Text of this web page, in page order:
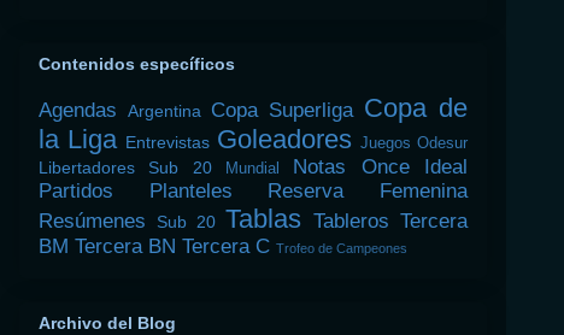
Contenidos específicos
Agendas Argentina Copa Superliga Copa de
la Liga Entrevistas Goleadores Juegos Odesur
Libertadores Sub 20 Mundial Notas
Once Ideal
Partidos
Planteles
Reserva Femenina
Resúmenes
Sub 20 Tablas Tableros Tercera
BM Tercera BN Tercera C Trofeo de Campeones
Archivo del Blog